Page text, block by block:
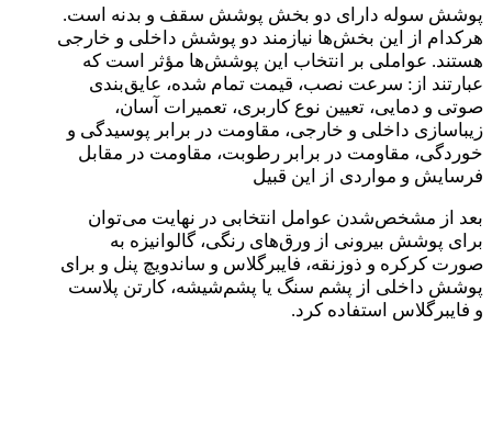
پوشش سوله دارای دو بخش پوشش سقف و بدنه است.
هرکدام از این بخش‌ها نیازمند دو پوشش داخلی و خارجی
هستند. عواملی بر انتخاب این پوشش‌ها مؤثر است که
عبارتند از: سرعت نصب، قیمت تمام شده، عایق‌بندی
صوتی و دمایی، تعیین نوع کاربری، تعمیرات آسان،
زیباسازی داخلی و خارجی، مقاومت در برابر پوسیدگی و
خوردگی، مقاومت در برابر رطوبت، مقاومت در مقابل
فرسایش و مواردی از این ‌قبیل
بعد از مشخص‌شدن عوامل انتخابی در نهایت می‌توان
برای پوشش بیرونی از ورق‌های رنگی، گالوانیزه به
صورت کرکره و ذوزنقه، فایبرگلاس و ساندویچ پنل و برای
پوشش داخلی از پشم سنگ یا پشم‌شیشه، کارتن پلاست
و فایبرگلاس استفاده کرد.